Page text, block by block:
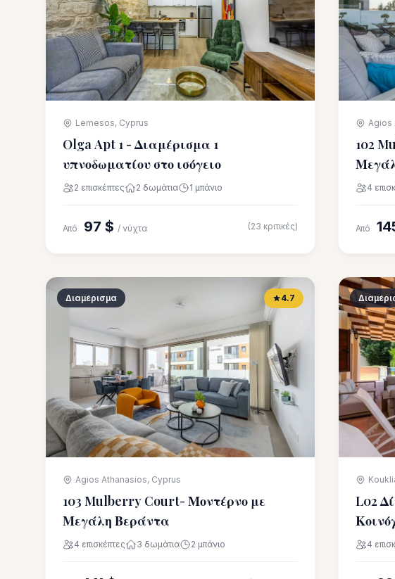
Lemesos, Cyprus
Olga Apt 1 - Διαμέρισμα 1
υπνοδωματίου στο ισόγειο
2 επισκέπτες 2 δωμάτια 1 μπάνιο
Από 97 $ / νύχτα (23 κριτικές)
Agios
102
4
Από
Διαμέρισμα 4.7
Agios Athanasios, Cyprus
103 Mulberry Court- Μοντέρνο με
Μεγάλη Βεράντα
4 επισκέπτες 3 δωμάτια 2 μπάνιο
L02
4